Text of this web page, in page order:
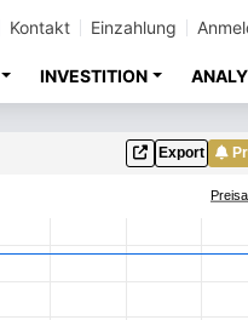
Kontakt Einzahlung
INVESTITION
Export